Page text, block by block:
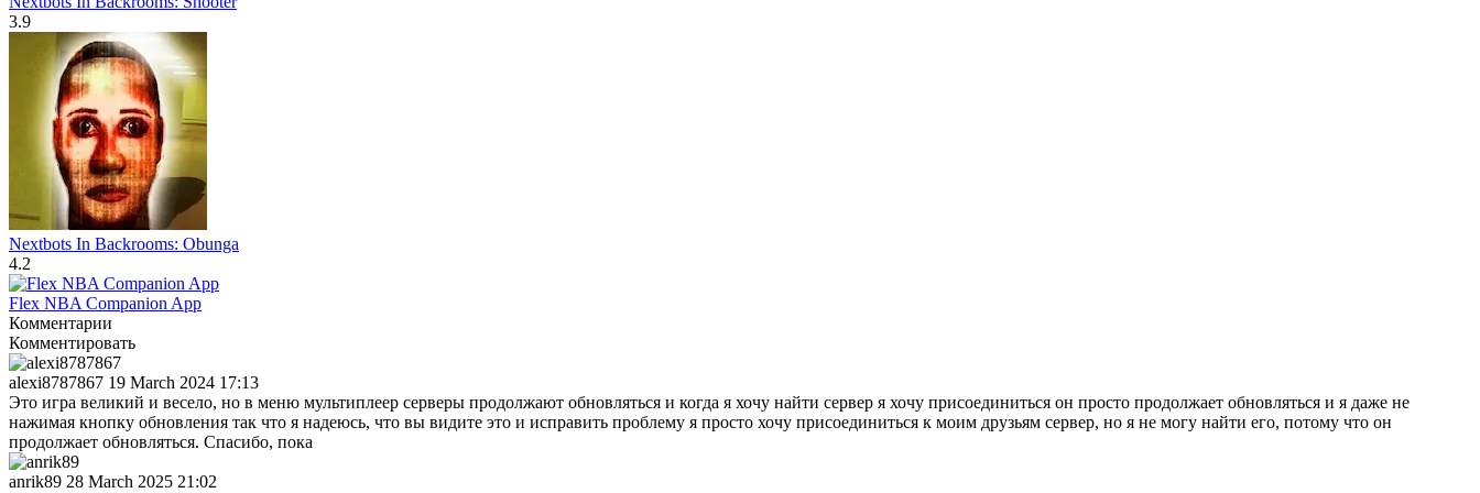
3.9
Nextbots In Backrooms: Obunga
4.2
Flex NBA Companion App
Комментарии
Комментировать
alexi8787867 19 March 2024 17:13
Это игра великий и весело, но в меню мультиплеер серверы продолжают обновляться и когда я хочу найти сервер я хочу присоединиться он просто продолжает обновляться и я даже не
нажимая кнопку обновления так что я надеюсь, что вы видите это и исправить проблему я просто хочу присоединиться к моим друзьям сервер, но я не могу найти его, потому что он
продолжает обновляться. Спасибо, пока
anrik89 28 March 2025 21:02